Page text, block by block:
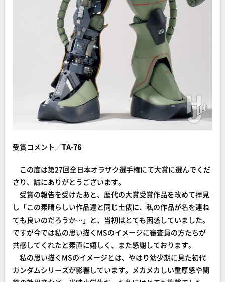
受賞コメント／TA-76
この度は第27回全日本オラザク選手権にて大賞に選んでくだ
さり、誠にありがとうございます。
受賞の報告を受けたあと、歴代の大賞受賞作品を改めて拝見
し「この素晴らしい作品達と同じ土俵に、私の作品が名を連ね
ても良いのだろうか…」と、当初はとても困惑していました。
ですが今では私の思い描くMSのイメージに審査員の方たちが
共感してくれたと素直に嬉しく、また感謝しております。
私の思い描くMSのイメージとは、やはり幼少期に見た初代
ガンダムシリーズが影響しています。メカメカしい重厚感や関